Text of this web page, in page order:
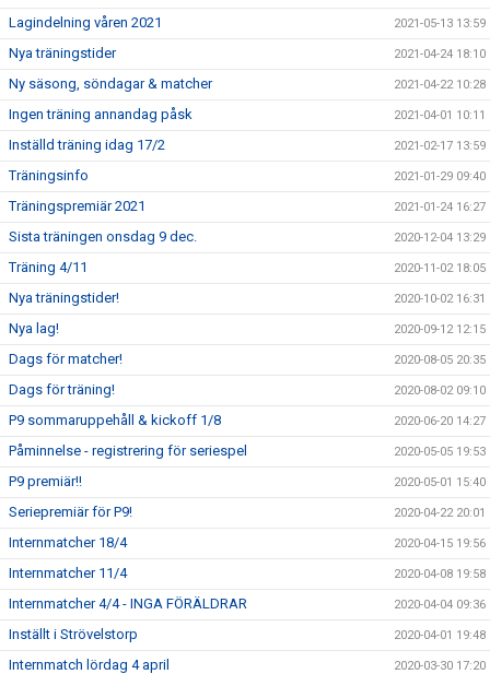
Lagindelning våren 2021 2021-05-13 13:59
Nya träningstider 2021-04-24 18:10
Ny säsong, söndagar & matcher 2021-04-22 10:28
Ingen träning annandag påsk 2021-04-01 10:11
Inställd träning idag 17/2 2021-02-17 13:59
Träningsinfo 2021-01-29 09:40
Träningspremiär 2021 2021-01-24 16:27
Sista träningen onsdag 9 dec. 2020-12-04 13:29
Träning 4/11 2020-11-02 18:05
Nya träningstider! 2020-10-02 16:31
Nya lag! 2020-09-12 12:15
Dags för matcher! 2020-08-05 20:35
Dags för träning! 2020-08-02 09:10
P9 sommaruppehåll & kickoff 1/8 2020-06-20 14:27
Påminnelse - registrering för seriespel 2020-05-05 19:53
P9 premiär!! 2020-05-01 15:40
Seriepremiär för P9! 2020-04-22 20:01
Internmatcher 18/4 2020-04-15 19:56
Internmatcher 11/4 2020-04-08 19:58
Internmatcher 4/4 - INGA FÖRÄLDRAR 2020-04-04 09:36
Inställt i Strövelstorp 2020-04-01 19:48
Internmatch lördag 4 april 2020-03-30 17:20